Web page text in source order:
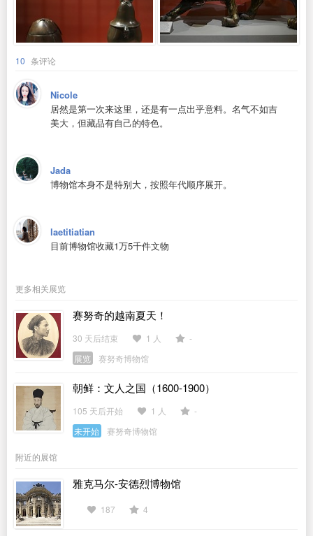
10 条评论
Nicole
居然是第一次来这里，还是有一点出乎意料。名气不如吉
美大，但藏品有自己的特色。
Jada
博物馆本身不是特别大，按照年代顺序展开。
laetitiatian
目前博物馆收藏1万5千件文物
更多相关展览
赛努奇的越南夏天！
30 天后结束 1 人
-
展览
赛努奇博物馆
朝鲜：文人之国（1600-1900）
105 天后开始 1 人
-
未开始
赛努奇博物馆
附近的展馆
雅克马尔-安德烈博物馆
187 4